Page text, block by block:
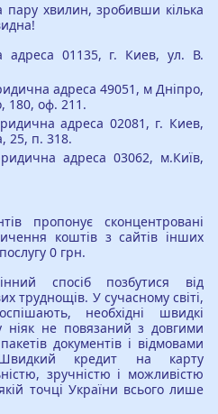
хвилин, зробивши кілька
01135, г. Киев, ул. В.
адреса 49051, м Дніпро,
180, оф. 211.
адреса 02081, г. Киев,
25, п. 318.
адреса 03062, м.Київ,
пропонує сконцентровані
коштів з сайтів інших
0 грн.
спосіб позбутися від
труднощів. У сучасному світі,
необхідні швидкі
не повязаний з довгими
документів і відмовами
кредит на карту
зручністю і можливістю
точці України всього лише